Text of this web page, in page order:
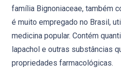
família Bignoniaceae, também
é muito empregado no Brasil,
medicina popular. Contém
lapachol e outras substâncias
propriedades farmacológicas.